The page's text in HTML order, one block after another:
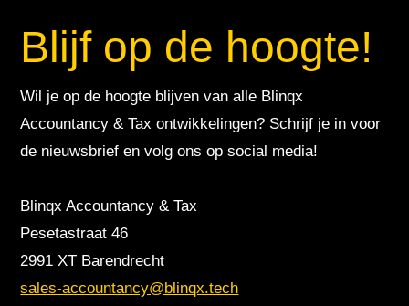
Blijf op de hoogte!
Wil je op de hoogte blijven van alle Blinqx
Accountancy & Tax ontwikkelingen? Schrijf je in voor
de nieuwsbrief en volg ons op social media!
Blinqx Accountancy & Tax
Pesetastraat 46
2991 XT Barendrecht
sales-accountancy@blinqx.tech